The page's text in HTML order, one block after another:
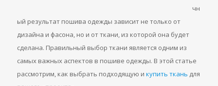
чн
ый результат пошива одежды зависит не только от
дизайна и фасона, но и от ткани, из которой она будет
сделана. Правильный выбор ткани является одним из
самых важных аспектов в пошиве одежды. В этой статье
рассмотрим, как выбрать подходящую и купить ткань для